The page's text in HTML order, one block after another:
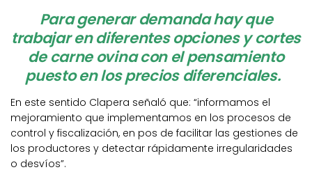
Para generar demanda hay que
trabajar en diferentes opciones y cortes
de carne ovina con el pensamiento
puesto en los precios diferenciales.
En este sentido Clapera señaló que: “informamos el
mejoramiento que implementamos en los procesos de
control y fiscalización, en pos de facilitar las gestiones de
los productores y detectar rápidamente irregularidades
o desvíos”.